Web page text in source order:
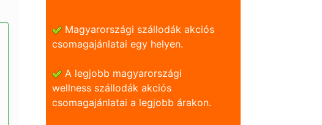
Magyarországi szállodák akciós
csomagajánlatai egy helyen.
A legjobb magyarországi
wellness szállodák akciós
csomagajánlatai a legjobb árakon.